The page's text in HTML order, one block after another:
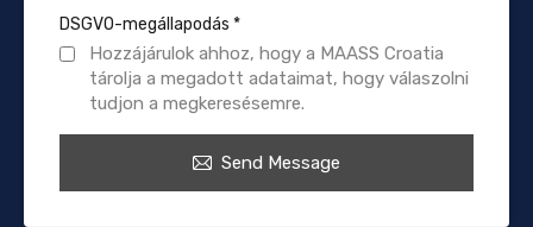
DSGVO-megállapodás *
Hozzájárulok ahhoz, hogy a MAASS Croatia
tárolja a megadott adataimat, hogy válaszolni
tudjon a megkeresésemre.
Send Message